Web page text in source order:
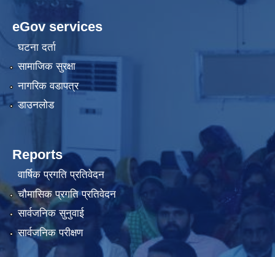
eGov services
घटना दर्ता
सामाजिक सुरक्षा
नागरिक वडापत्र
डाउनलोड
Reports
वार्षिक प्रगति प्रतिवेदन
चौमासिक प्रगति प्रतिवेदन
सार्वजनिक सुनुवाई
सार्वजनिक परीक्षण